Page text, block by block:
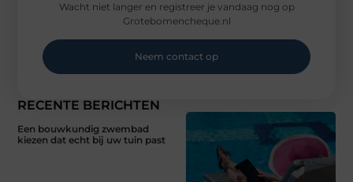
RECENTE BERICHTEN
Een bouwkundig zwembad
kiezen dat echt bij uw tuin past
Wacht niet langer en registreer je vandaag nog op
Grotebomencheque.nl
Neem contact op